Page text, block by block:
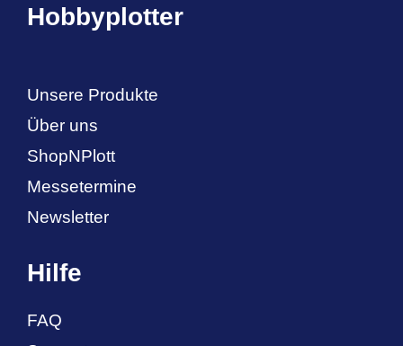
Hobbyplotter
Unsere Produkte
Über uns
ShopNPlott
Messetermine
Newsletter
Hilfe
FAQ